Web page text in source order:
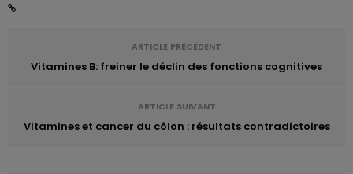
ARTICLE PRÉCÉDENT
Vitamines B: freiner le déclin des fonctions cognitives
ARTICLE SUIVANT
Vitamines et cancer du côlon : résultats contradictoires